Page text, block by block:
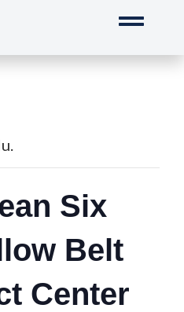
Six
Belt
Center